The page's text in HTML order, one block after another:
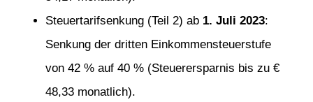
Steuertarifsenkung (Teil 2) ab 1. Juli 2023:
Senkung der dritten Einkommensteuerstufe
von 42 % auf 40 % (Steuerersparnis bis zu €
48,33 monatlich).